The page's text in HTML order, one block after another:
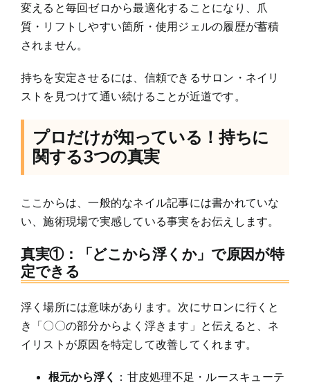
変えると毎回ゼロから最適化することになり、爪
質・リフトしやすい箇所・使用ジェルの履歴が蓄積
されません。
持ちを安定させるには、信頼できるサロン・ネイリ
ストを見つけて通い続けることが近道です。
プロだけが知っている！持ちに
関する3つの真実
ここからは、一般的なネイル記事には書かれていな
い、施術現場で実感している事実をお伝えします。
真実①：「どこから浮くか」で原因が特
定できる
浮く場所には意味があります。次にサロンに行くと
き「〇〇の部分からよく浮きます」と伝えると、ネ
イリストが原因を特定して改善してくれます。
根元から浮く ：甘皮処理不足・ルースキューテ